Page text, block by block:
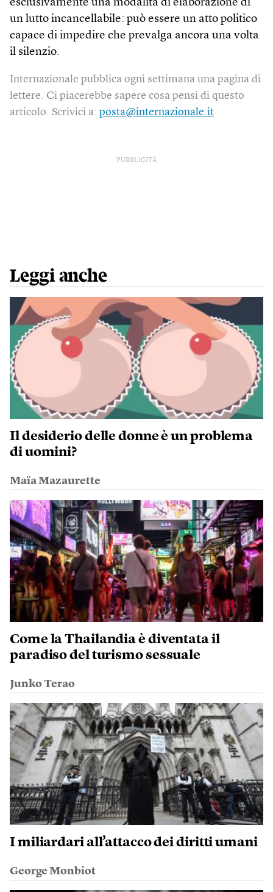
esclusivamente una modalità di elaborazione di
un lutto incancellabile: può essere un atto politico
capace di impedire che prevalga ancora una volta
il silenzio.
Internazionale pubblica ogni settimana una pagina di
lettere. Ci piacerebbe sapere cosa pensi di questo
articolo. Scrivici a: posta@internazionale.it
PUBBLICITÀ
Leggi anche
Il desiderio delle donne è un problema
di uomini?
Maïa Mazaurette
Come la Thailandia è diventata il
paradiso del turismo sessuale
Junko Terao
I miliardari all’attacco dei diritti umani
George Monbiot